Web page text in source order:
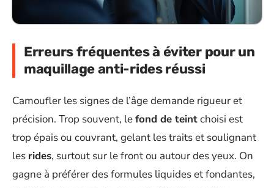
Erreurs fréquentes à éviter pour un
maquillage anti-rides réussi
Camoufler les signes de l’âge demande rigueur et
précision. Trop souvent, lefond de teintchoisi est
trop épais ou couvrant, gelant les traits et soulignant
les rides, surtout sur le front ou autour des yeux. On
gagne à préférer des formules liquides et fondantes,